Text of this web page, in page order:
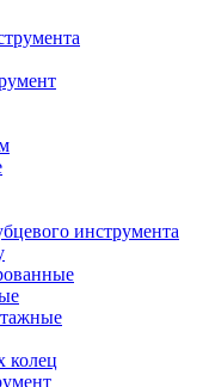
инструмента
колец